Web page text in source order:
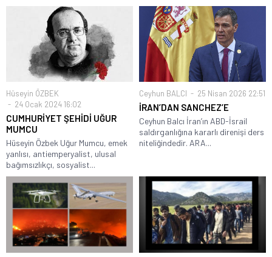
Hüseyin ÖZBEK
24 Ocak 2024 16:02
CUMHURİYET ŞEHİDİ UĞUR
MUMCU
Hüseyin Özbek Uğur Mumcu, emek
yanlısı, antiemperyalist, ulusal
bağımsızlıkçı, sosyalist...
Ceyhun BALCI 25 Nisan 2026 22:51
İRAN’DAN SANCHEZ’E
Ceyhun Balcı İran’ın ABD-İsrail
saldırganlığına kararlı direnişi ders
niteliğindedir. ARA...